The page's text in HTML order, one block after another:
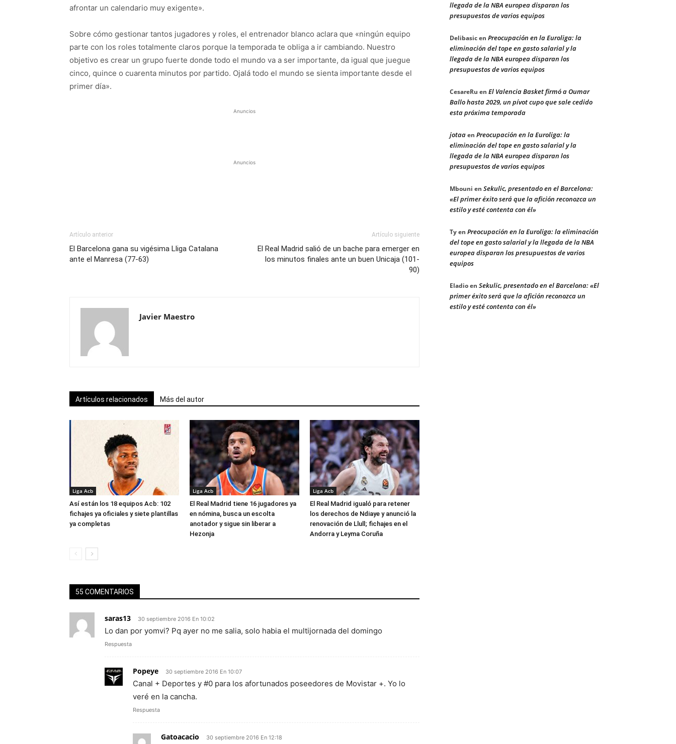
afrontar un calendario muy exigente».
Sobre cómo gestionar tantos jugadores y roles, el entrenador blanco aclara que «ningún equipo
parte con los roles totalmente claros porque la temporada te obliga a ir cambiando. Nuestro
objetivo es crear un grupo fuerte donde todo el mundo va a ser importante, da igual que juegue
cinco, quince o cuarenta minutos por partido. Ojalá todo el mundo se sienta importante desde el
primer día».
Anuncios
Anuncios
Artículo anterior
El Barcelona gana su vigésima Lliga Catalana
ante el Manresa (77-63)
Artículo siguiente
El Real Madrid salió de un bache para emerger en
los minutos finales ante un buen Unicaja (101-
90)
Javier Maestro
Artículos relacionados Más del autor
Liga Acb
Así están los 18 equipos Acb: 102
fichajes ya oficiales y siete plantillas
ya completas
Liga Acb
El Real Madrid tiene 16 jugadores ya
en nómina, busca un escolta
anotador y sigue sin liberar a
Hezonja
Liga Acb
El Real Madrid igualó para retener
los derechos de Ndiaye y anunció la
renovación de Llull; fichajes en el
Andorra y Leyma Coruña
55 COMENTARIOS
saras13 30 septiembre 2016 En 10:02
Lo dan por yomvi? Pq ayer no me salia, solo habia el multijornada del domingo
Respuesta
Popeye 30 septiembre 2016 En 10:07
Canal + Deportes y #0 para los afortunados poseedores de Movistar +. Yo lo
veré en la cancha.
Respuesta
Gatoacacio 30 septiembre 2016 En 12:18
llegada de la NBA europea disparan los
presupuestos de varios equipos
Delibasicen Preocupación en la Euroliga: la
eliminación del tope en gasto salarial y la
llegada de la NBA europea disparan los
presupuestos de varios equipos
CesareRu en El Valencia Basket firmó a Oumar
Ballo hasta 2029, un pívot cupo que sale cedido
esta próxima temporada
jotaaen Preocupación en la Euroliga: la
eliminación del tope en gasto salarial y la
llegada de la NBA europea disparan los
presupuestos de varios equipos
Mbouni en Sekulic, presentado en el Barcelona:
«El primer éxito será que la afición reconozca un
estilo y esté contenta con él»
Tyen Preocupación en la Euroliga: la eliminación
del tope en gasto salarial y la llegada de la NBA
europea disparan los presupuestos de varios
equipos
Eladioen Sekulic, presentado en el Barcelona: «El
primer éxito será que la afición reconozca un
estilo y esté contenta con él»